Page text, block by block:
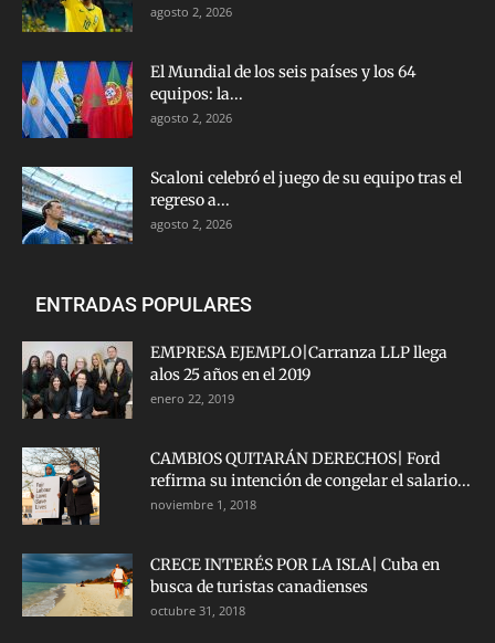
agosto 2, 2026
El Mundial de los seis países y los 64
equipos: la...
agosto 2, 2026
Scaloni celebró el juego de su equipo tras el
regreso a...
agosto 2, 2026
ENTRADAS POPULARES
EMPRESA EJEMPLO|Carranza LLP llega
alos 25 años en el 2019
enero 22, 2019
CAMBIOS QUITARÁN DERECHOS| Ford
refirma su intención de congelar el salario...
noviembre 1, 2018
CRECE INTERÉS POR LA ISLA| Cuba en
busca de turistas canadienses
octubre 31, 2018